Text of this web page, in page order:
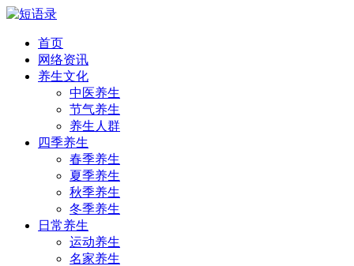
首页
网络资讯
养生文化
中医养生
节气养生
养生人群
四季养生
春季养生
夏季养生
秋季养生
冬季养生
日常养生
运动养生
名家养生